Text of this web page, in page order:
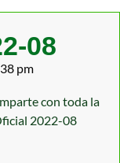
08
pm
con toda la
2022-08